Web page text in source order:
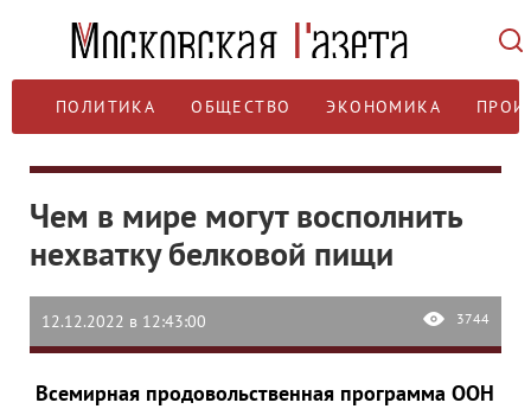
ПОЛИТИКА ОБЩЕСТВО ЭКОНОМИКА
Чем в мире могут восполнить
нехватку белковой пищи
12.12.2022 в 12:43:00 3744
Всемирная продовольственная программа ООН